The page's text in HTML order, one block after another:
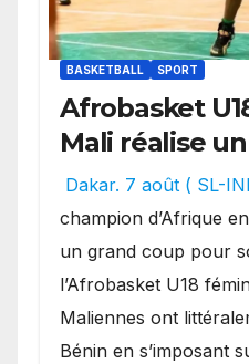
BASKETBALL SPORT
Afrobasket
Mali réalise
festival
une lourde
Bénin.
Dakar. 7 août ( SL-
champion d’Afrique
un grand coup pour
l’Afrobasket U18
Maliennes ont
Bénin en s’imposant